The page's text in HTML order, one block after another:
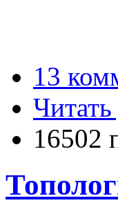
13
Читать
16502